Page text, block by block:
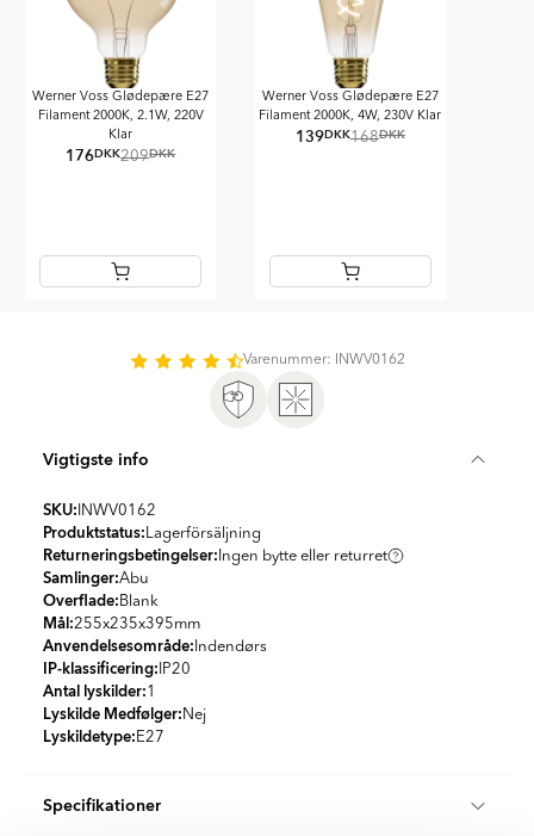
Werner Voss Glødepære E27
Filament 2000K, 2.1W, 220V
Klar
176DKK209DKK
Werner Voss Glødepære E27
Filament 2000K, 4W, 230V Klar
139DKK168DKK
Varenummer: INWV0162
Vigtigste info
SKU: INWV0162
Produktstatus: Lagerförsäljning
Returneringsbetingelser: Ingen bytte eller returret
Samlinger:Abu
Overflade: Blank
Mål:255x235x395mm
Anvendelsesområde: Indendørs
IP-klassificering: IP20
Antal lyskilder:1
Lyskilde Medfølger: Nej
Lyskildetype: E27
Specifikationer